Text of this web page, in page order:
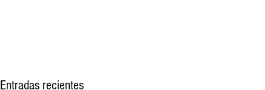
Entradas recientes